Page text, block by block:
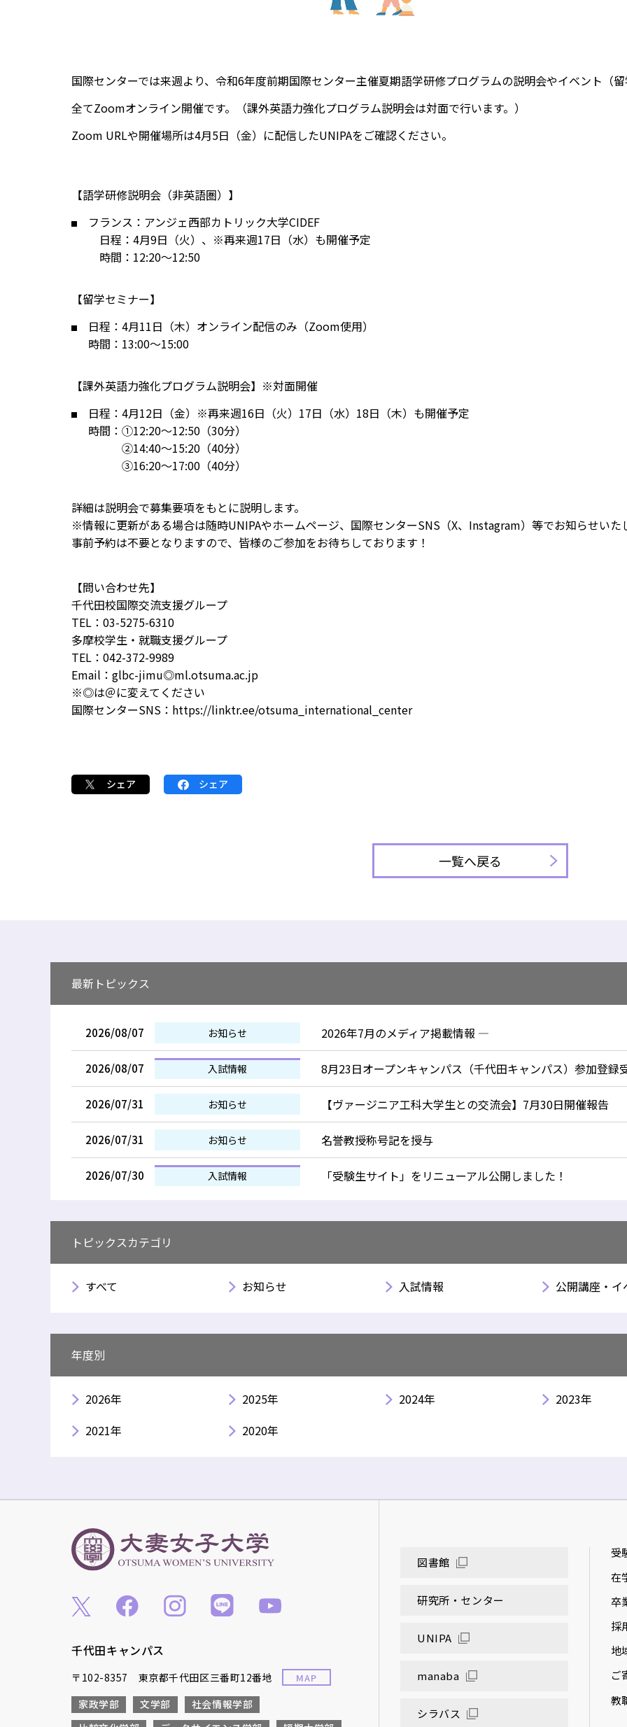
国際センターでは来週より、令和6年度前期国際センター主催夏期語学研修プログラムの説明会やイベント（
全てZoomオンライン開催です。（課外英語力強化プログラム説明会は対面で行います。）
Zoom URLや開催場所は4月5日（金）に配信したUNIPAをご確認ください。
【語学研修説明会（非英語圏）】
フランス：アンジェ西部カトリック大学CIDEF
日程：4月9日（火）、※再来週17日（水）も開催予定
時間：12:20～12:50
【留学セミナー】
日程：4月11日（木）オンライン配信のみ（Zoom使用）
時間：13:00～15:00
【課外英語力強化プログラム説明会】※対面開催
日程：4月12日（金）※再来週16日（火）17日（水）18日（木）も開催予定
時間：①12:20～12:50（30分）
②14:40～15:20（40分）
③16:20～17:00（40分）
詳細は説明会で募集要項をもとに説明します。
※情報に更新がある場合は随時UNIPAやホームページ、国際センターSNS（X、Instagram）等でお知らせいた
事前予約は不要となりますので、皆様のご参加をお待ちしております！
【問い合わせ先】
千代田校国際交流支援グループ
TEL：03-5275-6310
多摩校学生・就職支援グループ
TEL：042-372-9989
Email：glbc-jimu◎ml.otsuma.ac.jp
※◎は＠に変えてください
国際センターSNS：https://linktr.ee/otsuma_international_center
シェア シェア
一覧へ戻る
最新トピックス
2026/08/07 お知らせ 2026年7月のメディア掲載情報 —
2026/08/07 入試情報 8月23日オープンキャンパス（千代田キャンパス）参加登録
2026/07/31 お知らせ 【ヴァージニア工科大学生との交流会】7月30日開催報告
2026/07/31 お知らせ 名誉教授称号記を授与
2026/07/30 入試情報 「受験生サイト」をリニューアル公開しました！
トピックスカテゴリ
すべて お知らせ 入試情報 公開講座・イ
年度別
2026年 2025年 2024年
2023年
2021年
2020年
千代田キャンパス
〒102-8357 東京都千代田区三番町12番地 MAP
家政学部 文学部
社会情報学部
図書館
研究所・センター
UNIPA
manaba
シラバス
受
在
卒
採
地
ご
教